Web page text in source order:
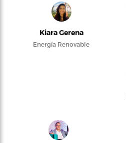
Kiara Gerena
Energía Renovable